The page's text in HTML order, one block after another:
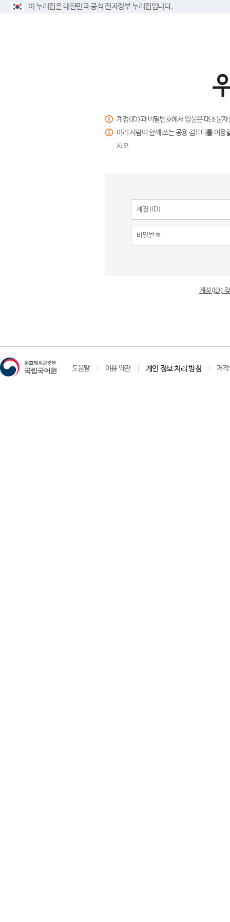
이 누리집은 대한민국 공식 전자정부 누리집입니다.
계정(ID)과 비밀번호에서 영문은 대소문
여러 사람이 함께 쓰는 공용 컴퓨터를 이
시오.
계정(ID)
도움말 이용 약관 개인 정보 처리 방침 저